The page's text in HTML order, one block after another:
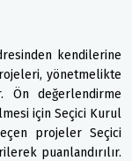
kendilerine
yönetmelikte
Ön değerlendirme
için Seçici Kurul
projeler Seçici
puanlandırılır.